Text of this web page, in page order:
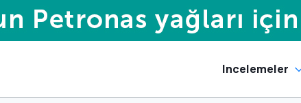
Incelemeler